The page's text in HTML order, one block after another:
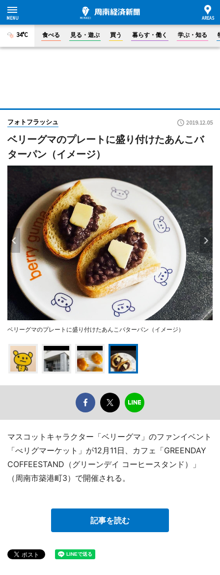
34°C 食べる 見る・遊ぶ 買う 暮らす・働く 学ぶ・知る
フォトフラッシュ 2019.12.05
ベリーグマのプレートに盛り付けたあんこバ
ターパン（イメージ）
ベリーグマのプレートに盛り付けたあんこバターパン（イメージ）
マスコットキャラクター「ベリーグマ」のファンイベント
「べリグマーケット」が12月11日、カフェ「GREENDAY
COFFEESTAND（グリーンデイ コーヒースタンド）」
（周南市築港町3）で開催される。
記事を読む